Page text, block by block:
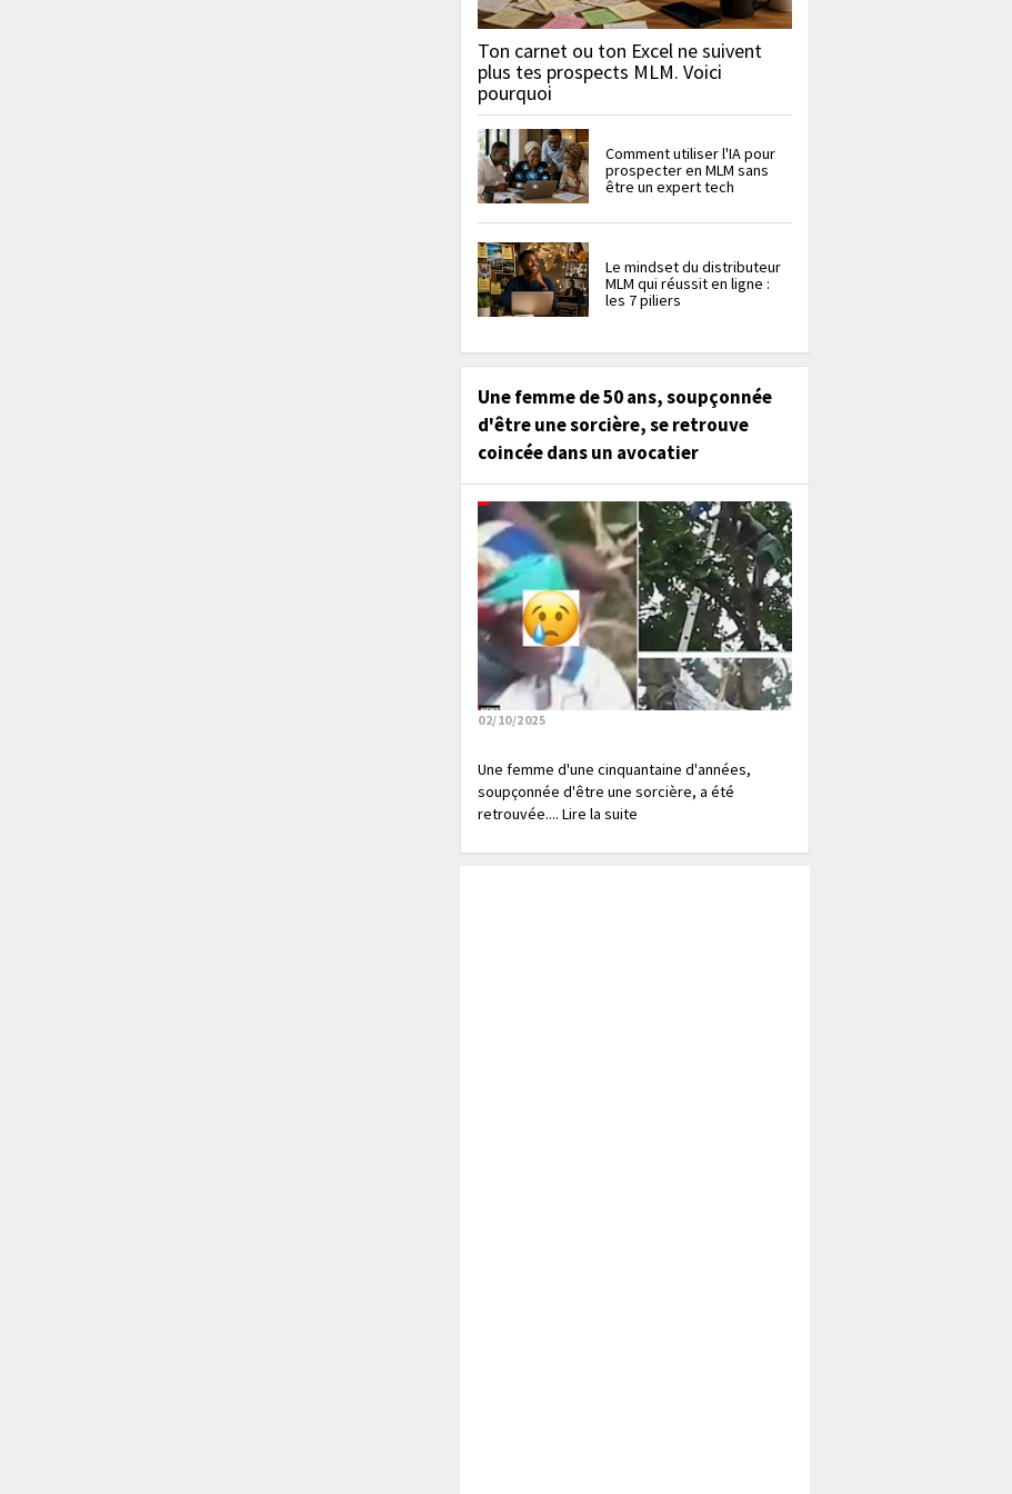
Ton carnet ou ton Excel ne suivent
plus tes prospects MLM. Voici
pourquoi
Comment utiliser l'IA pour
prospecter en MLM sans
être un expert tech
Le mindset du distributeur
MLM qui réussit en ligne :
les 7 piliers
Une femme de 50 ans, soupçonnée
d'être une sorcière, se retrouve
coincée dans un avocatier
02/10/2025
Une femme d'une cinquantaine d'années,
soupçonnée d'être une sorcière, a été
retrouvée.... Lire la suite